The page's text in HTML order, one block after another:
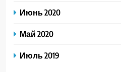
Июнь 2020
Май 2020
Июль 2019